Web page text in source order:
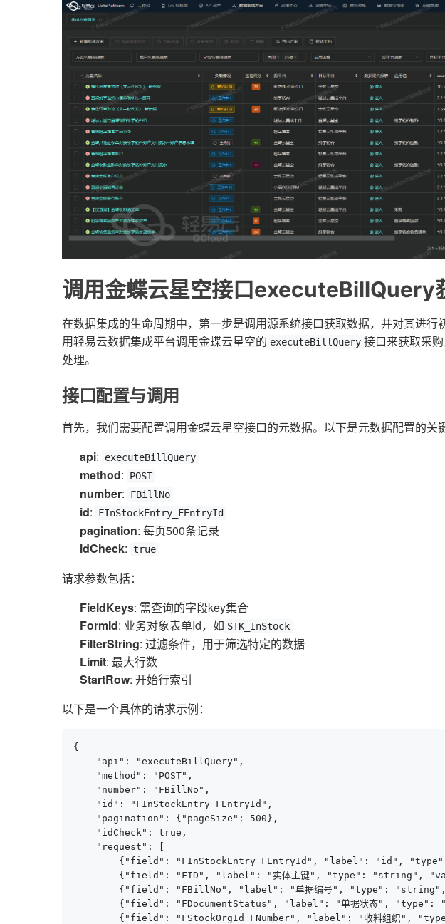
调用金蝶云星空接口executeBillQuery
在数据集成的生命周期中，第一步是调用源系统接口获取数据，并对其进行
用轻易云数据集成平台调用金蝶云星空的 executeBillQuery 接口来获取采
处理。
接口配置与调用
首先，我们需要配置调用金蝶云星空接口的元数据。以下是元数据配置的关
api: executeBillQuery
method: POST
number: FBillNo
id: FInStockEntry_FEntryId
pagination: 每页500条记录
idCheck: true
请求参数包括：
FieldKeys: 需查询的字段key集合
FormId: 业务对象表单Id，如 STK_InStock
FilterString: 过滤条件，用于筛选特定的数据
Limit: 最大行数
StartRow: 开始行索引
以下是一个具体的请求示例：
{
    "api": "executeBillQuery",
    "method": "POST",
    "number": "FBillNo",
    "id": "FInStockEntry_FEntryId",
    "pagination": {"pageSize": 500},
    "idCheck": true,
    "request": [
{"field": "FInStockEntry_FEntryId", "label": "id",
{"field": "FID", "label": "实体主键", "type": "string",
{"field": "FBillNo", "label": "单据编号", "type":
{"field": "FDocumentStatus", "label": "单据状态", "type":
{"field": "FStockOrgId_FNumber", "label": "收料组织",